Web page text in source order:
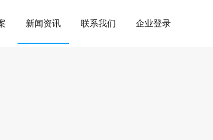
新闻资讯 联系我们 企业登录